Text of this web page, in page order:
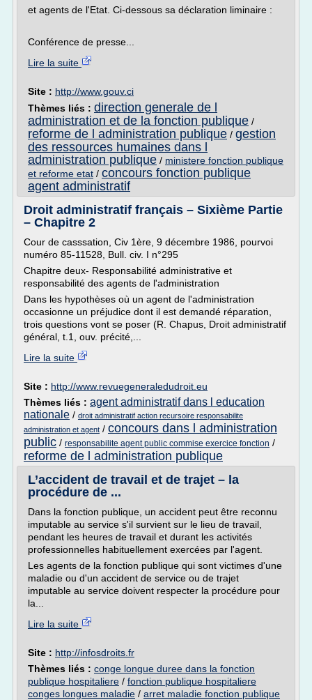
et agents de l'Etat. Ci-dessous sa déclaration liminaire :
Conférence de presse...
Lire la suite
Site : http://www.gouv.ci
Thèmes liés : direction generale de l
administration et de la fonction publique /
reforme de l administration publique / gestion
des ressources humaines dans l
administration publique / ministere fonction publique
et reforme etat / concours fonction publique
agent administratif
Droit administratif français – Sixième Partie
– Chapitre 2
Cour de casssation, Civ 1ère, 9 décembre 1986, pourvoi
numéro 85-11528, Bull. civ. I n°295
Chapitre deux- Responsabilité administrative et
responsabilité des agents de l'administration
Dans les hypothèses où un agent de l'administration
occasionne un préjudice dont il est demandé réparation,
trois questions vont se poser (R. Chapus, Droit administratif
général, t.1, ouv. précité,...
Lire la suite
Site : http://www.revuegeneraledudroit.eu
Thèmes liés : agent administratif dans l education
nationale / droit administratif action recursoire responsabilite
administration et agent / concours dans l administration
public / responsabilite agent public commise exercice fonction /
reforme de l administration publique
L’accident de travail et de trajet – la
procédure de ...
Dans la fonction publique, un accident peut être reconnu
imputable au service s'il survient sur le lieu de travail,
pendant les heures de travail et durant les activités
professionnelles habituellement exercées par l'agent.
Les agents de la fonction publique qui sont victimes d'une
maladie ou d'un accident de service ou de trajet
imputable au service doivent respecter la procédure pour
la...
Lire la suite
Site : http://infosdroits.fr
Thèmes liés : conge longue duree dans la fonction
publique hospitaliere / fonction publique hospitaliere
conges longues maladie / arret maladie fonction publique